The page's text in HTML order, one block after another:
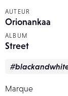
AUTEUR
Orionankaa
ALBUM
Street
Marque